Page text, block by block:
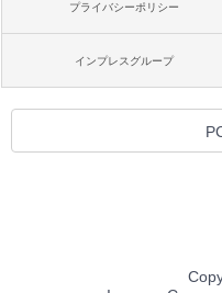
プライバシーポリシー
インプレスグループ